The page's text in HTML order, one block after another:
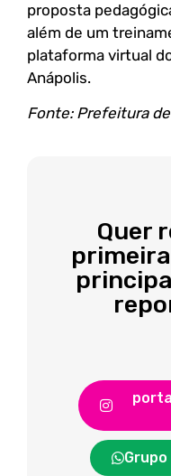
proposta
além de um
plataforma virtual
Anápolis.
Fonte: Prefeitura
Quer
Grupo